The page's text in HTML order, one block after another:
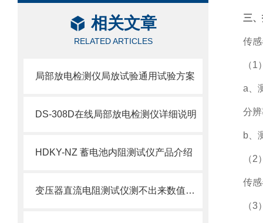
相关文章
RELATED ARTICLES
局部放电检测仪局放试验通用试验方案
DS-308D在线局部放电检测仪详细说明
HDKY-NZ 蓄电池内阻测试仪产品介绍
变压器直流电阻测试仪测不出来数值怎么办
三
传
（1
a 、
分
b
（2
传
（3